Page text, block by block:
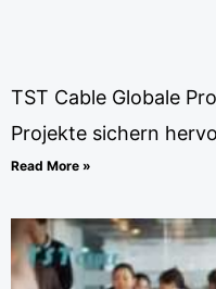
TST Cable Globale
Projekte sichern
Read More »